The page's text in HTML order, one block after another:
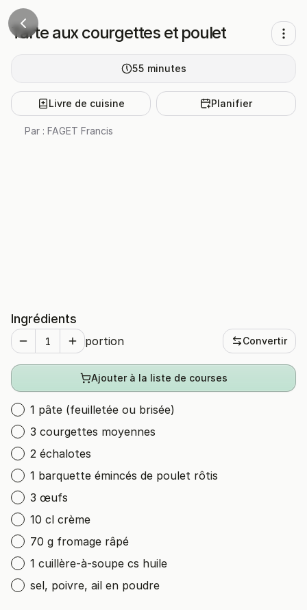
Tarte aux courgettes et poulet
55 minutes
Livre de cuisine Planifier
Par : FAGET Francis
Ingrédients
portion Convertir
Ajouter à la liste de courses
1 pâte (feuilletée ou brisée)
3 courgettes moyennes
2 échalotes
1 barquette émincés de poulet rôtis
3 œufs
10 cl crème
70 g fromage râpé
1 cuillère-à-soupe cs huile
sel, poivre, ail en poudre